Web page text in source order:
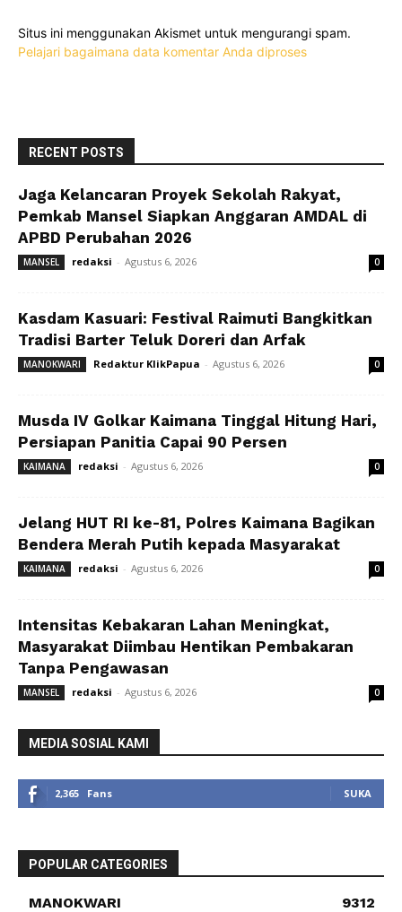
Situs ini menggunakan Akismet untuk mengurangi spam.
Pelajari bagaimana data komentar Anda diproses
RECENT POSTS
Jaga Kelancaran Proyek Sekolah Rakyat,
Pemkab Mansel Siapkan Anggaran AMDAL di
APBD Perubahan 2026
MANSEL redaksi - Agustus 6, 2026 0
Kasdam Kasuari: Festival Raimuti Bangkitkan
Tradisi Barter Teluk Doreri dan Arfak
MANOKWARI Redaktur KlikPapua - Agustus 6, 2026 0
Musda IV Golkar Kaimana Tinggal Hitung Hari,
Persiapan Panitia Capai 90 Persen
KAIMANA redaksi - Agustus 6, 2026 0
Jelang HUT RI ke-81, Polres Kaimana Bagikan
Bendera Merah Putih kepada Masyarakat
KAIMANA redaksi - Agustus 6, 2026 0
Intensitas Kebakaran Lahan Meningkat,
Masyarakat Diimbau Hentikan Pembakaran
Tanpa Pengawasan
MANSEL redaksi - Agustus 6, 2026 0
MEDIA SOSIAL KAMI
2,365 Fans SUKA
POPULAR CATEGORIES
MANOKWARI
9312